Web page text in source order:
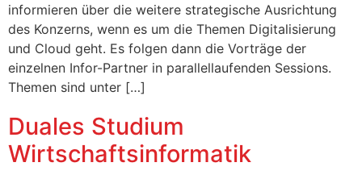
informieren über die weitere strategische Ausrichtung
des Konzerns, wenn es um die Themen Digitalisierung
und Cloud geht. Es folgen dann die Vorträge der
einzelnen Infor-Partner in parallellaufenden Sessions.
Themen sind unter […]
Duales Studium
Wirtschaftsinformatik